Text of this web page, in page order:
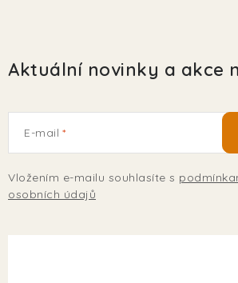
Aktuální novinky a akce
E-mail
Vložením e-mailu souhlasíte s
osobních údajů